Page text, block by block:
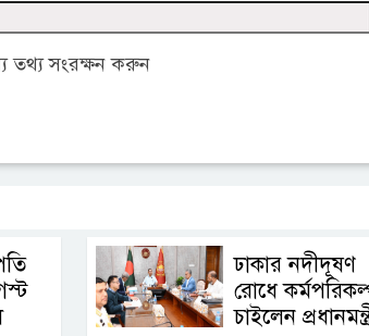
তথ্য সংরক্ষন করুন
ঢাকার নদীদূষণ
রোধে
চাইলেন